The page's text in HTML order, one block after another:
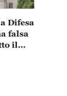
Difesa
falsa
il